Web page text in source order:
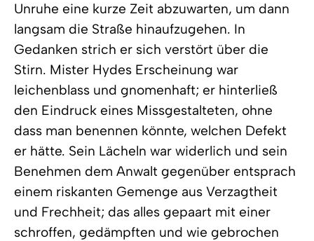
Unruhe eine kurze Zeit abzuwarten, um dann
langsam die Straße hinaufzugehen. In
Gedanken strich er sich verstört über die
Stirn. Mister Hydes Erscheinung war
leichenblass und gnomenhaft; er hinterließ
den Eindruck eines Missgestalteten, ohne
dass man benennen könnte, welchen Defekt
er hätte. Sein Lächeln war widerlich und sein
Benehmen dem Anwalt gegenüber entsprach
einem riskanten Gemenge aus Verzagtheit
und Frechheit; das alles gepaart mit einer
schroffen, gedämpften und wie gebrochen